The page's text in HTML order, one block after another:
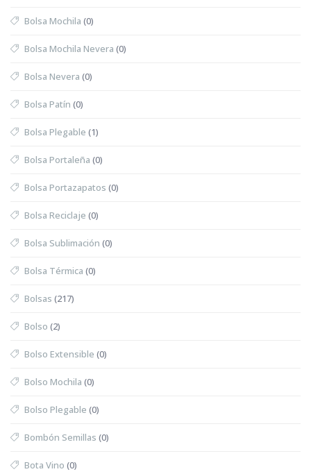
Bolsa Mochila (0)
Bolsa Mochila Nevera (0)
Bolsa Nevera (0)
Bolsa Patín (0)
Bolsa Plegable (1)
Bolsa Portaleña (0)
Bolsa Portazapatos (0)
Bolsa Reciclaje (0)
Bolsa Sublimación (0)
Bolsa Térmica (0)
Bolsas (217)
Bolso (2)
Bolso Extensible (0)
Bolso Mochila (0)
Bolso Plegable (0)
Bombón Semillas (0)
Bota Vino (0)